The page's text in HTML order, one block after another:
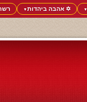
▼ ✡️ אהבה ביהדות▼